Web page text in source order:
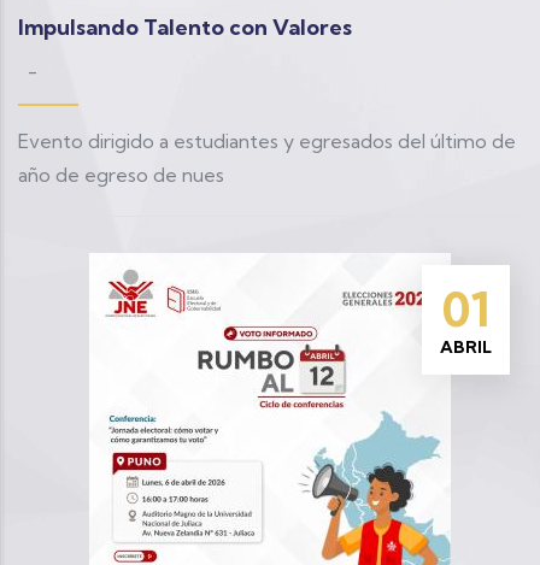
Impulsando Talento con Valores
-
Evento dirigido a estudiantes y egresados del último de
año de egreso de nues
01
ABRIL